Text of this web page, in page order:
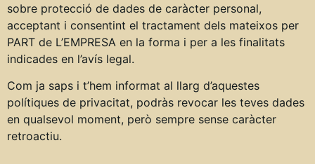
sobre protecció de dades de caràcter personal,
acceptant i consentint el tractament dels mateixos per
PART de L’EMPRESA en la forma i per a les finalitats
indicades en l’avís legal.
Com ja saps i t’hem informat al llarg d’aquestes
polítiques de privacitat, podràs revocar les teves dades
en qualsevol moment, però sempre sense caràcter
retroactiu.